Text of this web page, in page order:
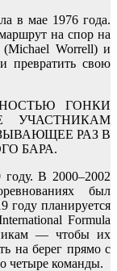
в мае 1976 года.
на спор на
(Michael Worrell) и
превратить свою
ГОНКИ
УЧАСТНИКАМ
РАЗ В
БАРА.
В 2000–2002
был
году планируется
Formula
— чтобы их
на берег прямо с
четыре команды.